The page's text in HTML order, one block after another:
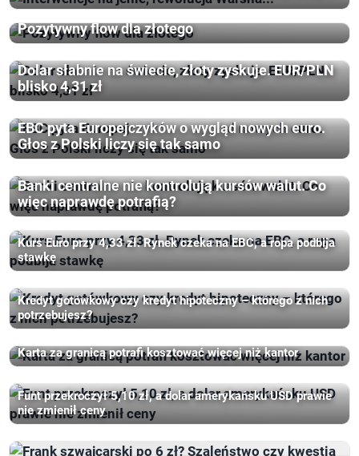
Pozytywny flow dla złotego
Dolar słabnie na świecie, złoty zyskuje. EUR/PLN
blisko 4,31 zł
EBC pyta Europejczyków o wygląd nowych euro.
Głos z Polski liczy się tak samo
Banki centralne nie kontrolują kursów walut. Co
więc naprawdę potrafią?
Kurs Euro przy 4,33 zł. Rynek czeka na EBC, a ropa podbija
stawkę
Kredyt gotówkowy czy kredyt hipoteczny – którego z nich
potrzebujesz?
Karta za granicą potrafi kosztować więcej niż kantor
Funt przekroczył 5,10 zł, a dolar amerykańsku USD prawie
nie zmienił ceny